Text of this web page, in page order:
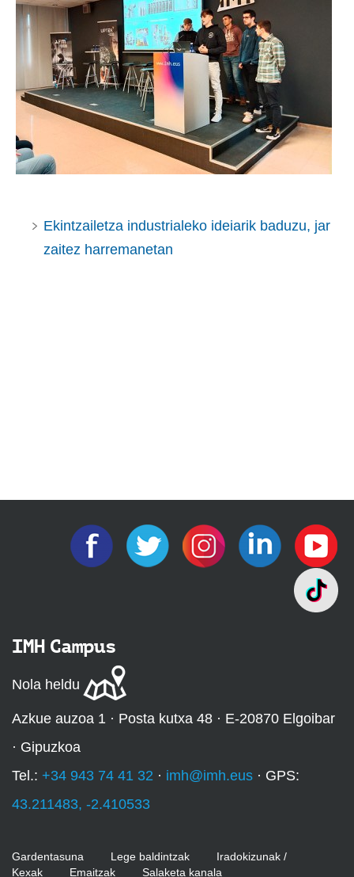
Ekintzailetza industrialeko ideiarik baduzu, jar
zaitez harremanetan
IMH Campus
Nola heldu
Azkue auzoa 1 · Posta kutxa 48 · E-20870 Elgoibar
· Gipuzkoa
Tel.: +34 943 74 41 32 · imh@imh.eus · GPS:
43.211483, -2.410533
Gardentasuna Lege baldintzak
Iradokizunak /
Kexak
Emaitzak Salaketa kanala